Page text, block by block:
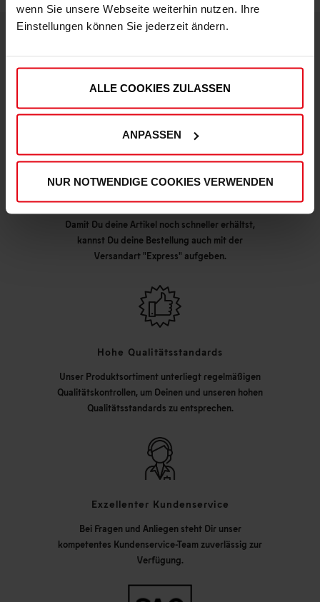
wenn Sie unsere Webseite weiterhin nutzen. Ihre
Einstellungen können Sie jederzeit ändern.
ALLE COOKIES ZULASSEN
ANPASSEN
NUR NOTWENDIGE COOKIES VERWENDEN
DEINE VORTEILE IN UNSEREM SHOP
Express Lieferung möglich
Damit Du deine Artikel noch schneller erhältst,
kannst Du deine Bestellung auch mit der
Versandart "Express" aufgeben.
Hohe Qualitätsstandards
Unser Produktsortiment unterliegt regelmäßigen
Qualitätskontrollen, um Deinen und unseren hohen
Qualitätsstandards zu entsprechen.
Exzellenter Kundenservice
Bei Fragen und Anliegen steht Dir unser
kompetentes Kundenservice-Team zuverlässig zur
Verfügung.